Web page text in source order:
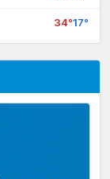
34°17°